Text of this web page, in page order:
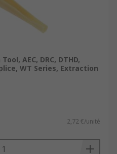
AEC, DRC, DTHD,
WT Series, Extraction
2,72 €/unité